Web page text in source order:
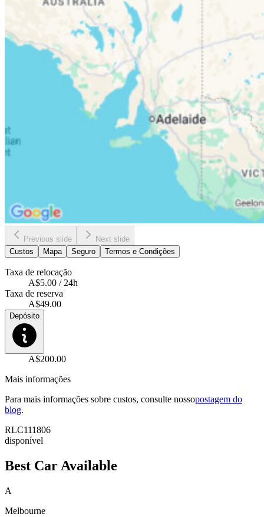
Previous slide
Next slide
Custos
Mapa Seguro Termos e Condições
Taxa de relocação
A$5.00 / 24h
Taxa de reserva
A$49.00
Depósito
A$200.00
Mais informações
Para mais informações sobre custos, consulte nossopostagem do
blog.
RLC111806
disponível
Best Car Available
A
Melbourne